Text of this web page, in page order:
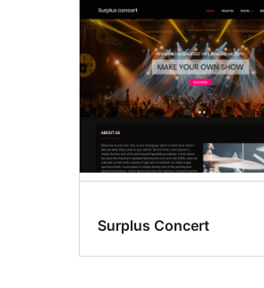
Surplus Concert